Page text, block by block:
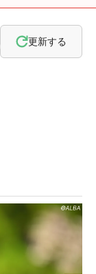
更新する